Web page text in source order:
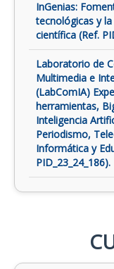
InGenias:
tecnológicas y
científica (Ref.
Laboratorio de
Multimedia e
(LabComIA)
herramientas,
Inteligencia
Periodismo,
Informática y
PID_23_24_186).